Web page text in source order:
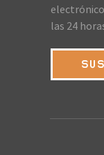
las 24